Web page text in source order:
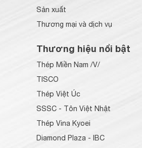
Sản xuất
Thương mại và dịch vụ
Thương hiệu nổi bật
Thép Miền Nam /V/
TISCO
Thép Việt Úc
SSSC - Tôn Việt Nhật
Thép Vina Kyoei
Diamond Plaza - IBC